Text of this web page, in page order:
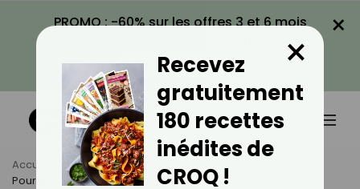
PROMO : -60% sur les offres 3 et 6 mois
VOIR LA PROMO
×
Accueil Actus
Bien-Être
Pourquoi Éviter Une Douche Chaude Après Un Repas : Les
Recevez
gratuitement
180 recettes
inédites de
CROQ !
×